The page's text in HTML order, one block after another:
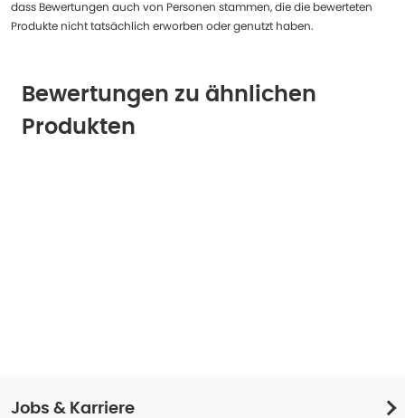
dass Bewertungen auch von Personen stammen, die die bewerteten
Produkte nicht tatsächlich erworben oder genutzt haben.
Bewertungen zu ähnlichen
Produkten
Jobs & Karriere